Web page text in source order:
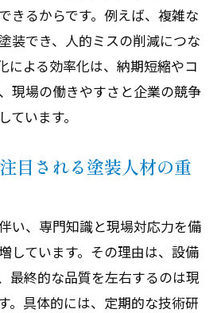
きるからです。例えば、複雑な
装でき、人的ミスの削減につな
による効率化は、納期短縮やコ
現場の働きやすさと企業の競争
ています。
目される塗装人材の重
い、専門知識と現場対応力を備
しています。その理由は、設備
最終的な品質を左右するのは現
。具体的には、定期的な技術研